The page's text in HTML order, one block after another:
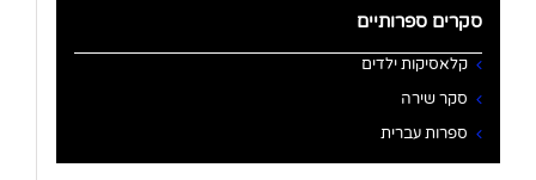
סקרים ספרותיים
קלאסיקות ילדים
סקר שירה
ספרות עברית